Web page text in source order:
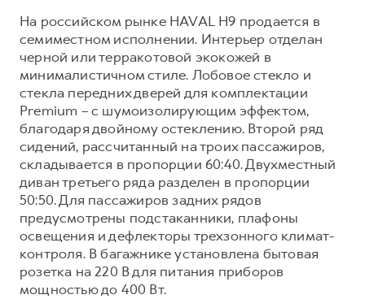
На российском рынке HAVAL H9 продается в
семиместном исполнении. Интерьер отделан
черной или терракотовой экокожей в
минималистичном стиле. Лобовое стекло и
стекла передних дверей для комплектации
Premium – с шумоизолирующим эффектом,
благодаря двойному остеклению. Второй ряд
сидений, рассчитанный на троих пассажиров,
складывается в пропорции 60:40. Двухместный
диван третьего ряда разделен в пропорции
50:50. Для пассажиров задних рядов
предусмотрены подстаканники, плафоны
освещения и дефлекторы трехзонного климат-
контроля. В багажнике установлена бытовая
розетка на 220 В для питания приборов
мощностью до 400 Вт.